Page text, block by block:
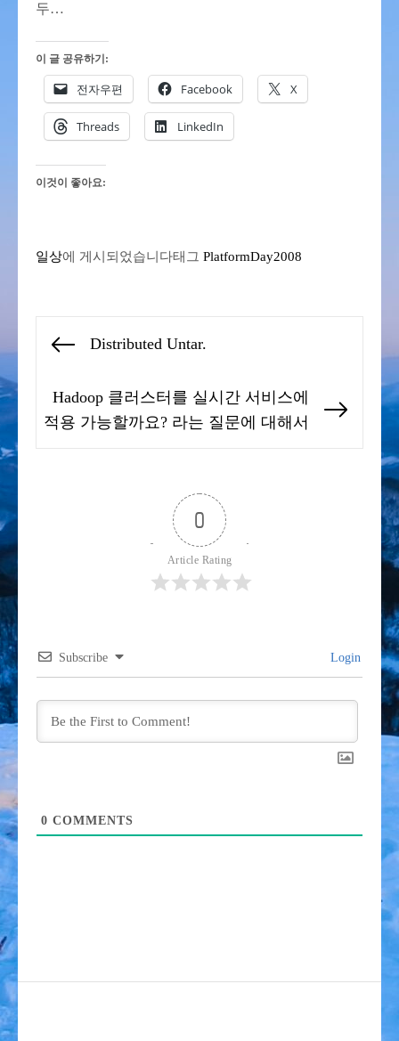
두…
이 글 공유하기:
전자우편 Facebook X
Threads LinkedIn
이것이 좋아요:
일상에 게시되었습니다태그 PlatformDay2008
색
Previous
Distributed Untar.
Hadoop 클러스터를 실시간 서비스에
적용 가능할까요? 라는 질문에 대해서
0
Article Rating
Subscribe Login
0 COMMENTS